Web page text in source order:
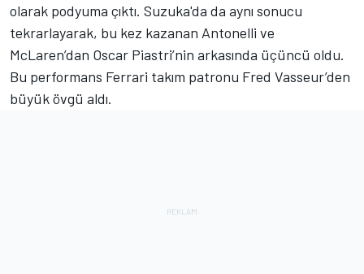
olarak podyuma çıktı. Suzuka'da da aynı sonucu
tekrarlayarak, bu kez kazanan Antonelli ve
McLaren’dan Oscar Piastri’nin arkasında üçüncü oldu.
Bu performans Ferrari takım patronu Fred Vasseur’den
büyük övgü aldı.